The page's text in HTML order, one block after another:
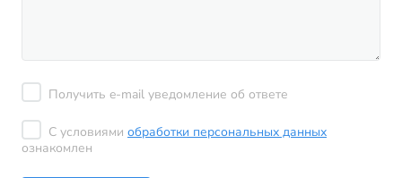
Получить e-mail уведомление об ответе
С условиями обработки персональных данных
ознакомлен